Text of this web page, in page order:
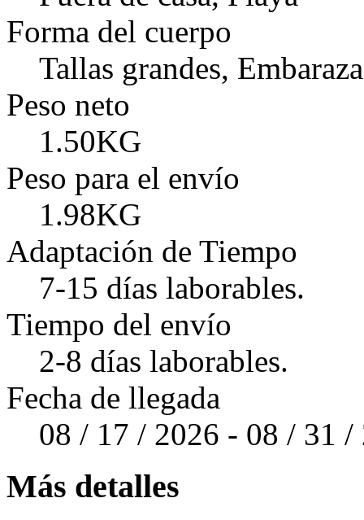
Forma del cuerpo
Tallas grandes,
Peso neto
1.50KG
Peso para el envío
1.98KG
Adaptación de Tiempo
7-15 días laborables.
Tiempo del envío
2-8 días laborables.
Fecha de llegada
08 / 17 / 2026 - 08 / 31 /
Más detalles